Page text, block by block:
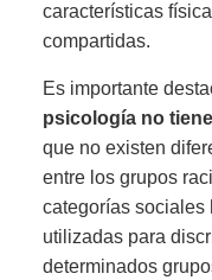
características
compartidas.
Es importante
psicología no
que no existen
entre los grupos
categorías sociales
utilizadas para
determinados